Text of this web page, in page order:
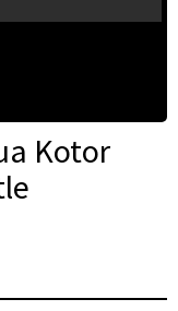
Kotor